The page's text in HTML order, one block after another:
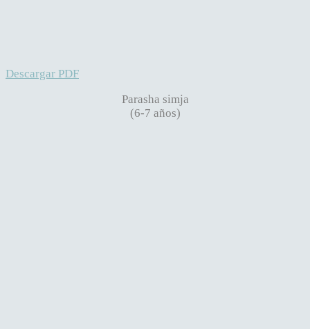
Descargar PDF
Parasha simja
(6-7 años)